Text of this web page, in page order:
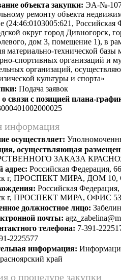
объекта закупки: ЭА-№-
ремонту объекта
(24:46:0103005:621, Российская
округ город Дивногорск,
дом 3, помещение 1), в
материально-технической
спортивных организаций и
организаций,
культуры и спорта»
Подача заявок
связи с позицией плана-
информация
осуществляет:
осуществляющая
ЗАКАЗА
адрес: Российская Федерация,
г, ПРОСПЕКТ МИРА, ДОМ
Российская
г, ПРОСПЕКТ МИРА, ОФИС
должностное лицо:
почты:
телефона: 7-391-
2225577
информация:
край
о процедуре закупки